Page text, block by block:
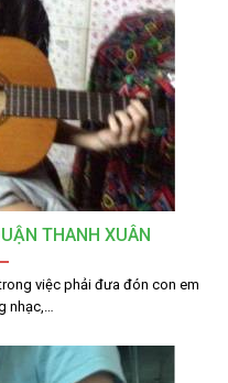
THANH XUÂN
việc phải đưa đón con em
nhạc,…